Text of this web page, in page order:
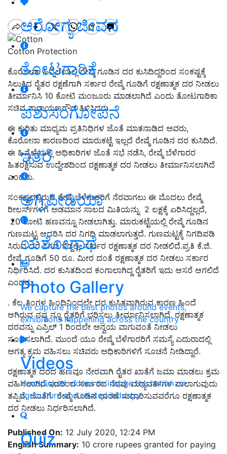
ಆರೋಗ್ಯ ಜೀವನ
ತೋಟಗಾರಿಕೆ
ಪಶುಸಂಗೋಪನೆ
ಇತರೆ
ಅಗ್ರಿಪೀಡಿಯಾ
ಯಶೋಗಾಥೆ
Photo Gallery
We capture the best photos around events,
exhibitions happening across the country
Videos
Handpicked videos to inspire the nation on
agriculture and related industry
Quiz
Cotton Protection
ಕೊರೋನಾ ಹಿನ್ನೆಲೆಯಲ್ಲಿ ರೇಷ್ಮೆ ಗೂಡಿನ ದರ ಕುಸಿದಿದ್ದರಿಂದ ಸಂಕಷ್ಟಕ್ಕೆ
ಸಿಲುಕಿದ ರೈತರ ರಕ್ಷಣೆಗಾಗಿ ಸರ್ಕಾರ ರೇಷ್ಮೆ ಗೂಡಿಗೆ ರಕ್ಷಣಾತ್ಮಕ ದರ ನೀಡಲು
ತೀರ್ಮಾನಿಸಿ 10 ಕೋಟಿ ಮಂಜೂರು ಮಾಡಲಾಗಿದೆ ಎಂದು ತೋಟಗಾರಿಕಾ
ಸಚಿವ ನಾರಾಯಣಗೌಡ ತಿಳಿಸಿದರು.
ಈ ಕುರಿತು ಮಾಧ್ಯಮ ಪ್ರತಿನಿಧಿಗಳ ಜೊತೆ ಮಾತನಾಡಿದ ಅವರು,
ಕೊರೋನಾ ಕಾರಣದಿಂದ ಮಾರುಕಟ್ಟೆ ಇಲ್ಲದೆ ರೇಷ್ಮೆ ಗೂಡಿನ ದರ ಕುಸಿದಿದೆ.
ಈ ಹಿನ್ನೆಲೆಯಲ್ಲಿ ಅಧಿಕಾರಿಗಳ ಜೊತೆ ಸಭೆ ನಡೆಸಿ, ರೇಷ್ಮೆ ಬೆಳೆಗಾರರ
ಹಿತರಕ್ಷಿಸುವ ಉದ್ದೇಶದಿಂದ ರಕ್ಷಣಾತ್ಮಕ ದರ ನೀಡಲು ತೀರ್ಮಾನಿಸಲಾಗಿದೆ
ಎಂದರು.
ಸಂಕಷ್ಟದಲ್ಲಿರುವ ರೇಷ್ಮೆ ಬೆಳೆಗಾರರಿಗೆ ನೆರವಾಗಲು ಈ ಮೊದಲು ರೇಷ್ಮೆ
ರೀಲರ್ಸ್‌ಗಳಿಗೆ ಅಡಮಾನ ಸಾಲದ ಮಿತಿಯನ್ನು 2 ಲಕ್ಷಕ್ಕೆ ಏರಿಸಿದ್ದಲ್ಲದೆ,
20 ಕೋಟಿ ಹಣವನ್ನೂ ನೀಡಲಾಗಿತ್ತು. ಮಾರುಕಟ್ಟೆಯಲ್ಲಿ ರೇಷ್ಮೆ ಗೂಡಿನ
ಗುಣಮಟ್ಟ ಆಧರಿಸಿ ದರ ನಿಗದಿ ಮಾಡಲಾಗುತ್ತದೆ. ಗುಣಮಟ್ಟಕ್ಕೆ ನಿಗದಿಪಡಿ
ಸಿರುವ ದರ ಸಿಗದೆ ಇದ್ದಲ್ಲಿ, ಸರ್ಕಾರ ರಕ್ಷಣಾತ್ಮಕ ದರ ನೀಡಲಿದೆ.ಪ್ರತಿ ಕೆ.ಜಿ.
ರೇಷ್ಮೆ ಗೂಡಿಗೆ 50 ರೂ. ಮೀರ ದಂತೆ ರಕ್ಷಣಾತ್ಮಕ ದರ ನೀಡಲು ಸರ್ಕಾರ
ನಿರ್ಧಿರಿಸಿದೆ. ದರ ಕುಸಿತದಿಂದ ಕಂಗಾಲಾಗಿದ್ದ ರೈತರಿಗೆ ಇದು ಆಸರೆ ಆಗಲಿದೆ
ಎಂದರು.
. ಕೆಲ ತಿಂಗಳ ಹಿಂದಿನಿಂದಲೇ ದರ ಕುಸಿತವಾಗಿರುವ ಕಾರಣ ಹಿಂದೆ
ಆಗಿರುವ ನಷ್ವ ನ್ನೂ ರೈತರಿಗೆ ಭರಿಸಲು ತೀರ್ಮಾನಿಸಲಾಗಿದೆ. ರಕ್ಷಣಾತ್ಮಕ
ದರವನ್ನು ಎಪ್ರಿಲ್ 1 ರಿಂದಲೇ ಅನ್ವಯ ವಾಗುವಂತೆ ನೀಡಲು
ಸೂಚಿಸಲಾಗಿದೆ. ಮುಂದೆ ಯೂ ರೇಷ್ಮೆ ಬೆಳೆಗಾರರಿಗೆ ಸಮಸ್ಯೆ ಎದುರಾದಲ್ಲಿ
ಅಗತ್ಯ ಕ್ರಮ ವಹಿಸಲು ಸಚಿವರು ಅಧಿಕಾರಿಗಳಿಗೆ ಸೂಚನೆ ನೀಡಿದ್ದಾರೆ.
ರಕ್ಷಣಾತ್ಮಕ ದರದ ಹಣವೂ ನೇರವಾಗಿ ರೈತರ ಖಾತೆಗೆ ಜಮಾ ಮಾಡಲು ಕ್ರಮ
ವಹಿಸಲಾಗಿದೆ.ಇದರಿಂದ ಸರ್ಕಾರದ ನೆರವು ಮಧ್ಯವರ್ತಿಗಳ ಪಾಲಾಗುವುದು
ತಪ್ಪಿದೆ. ಜೊತೆಗೆ ರೇಷ್ಮೆ ಗೂಡಿನ ಧಾರಣೆ ಸುಧಾರಿಸುವವರೆಗೂ ರಕ್ಷಣಾತ್ಮಕ
ದರ ನೀಡಲು ನಿರ್ಧರಿಸಲಾಗಿದೆ.
Published On: 12 July 2020, 12:24 PM
English Summary: 10 crore rupees granted for paying